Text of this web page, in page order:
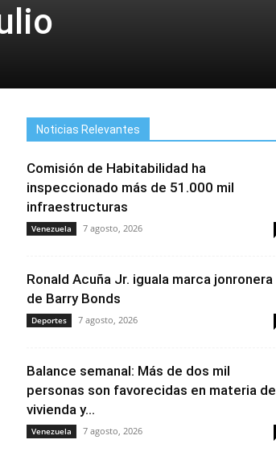
Noticias Relevantes
Comisión de Habitabilidad ha
inspeccionado más de 51.000 mil
infraestructuras
Venezuela 7 agosto, 2026
Ronald Acuña Jr. iguala marca jonronera
de Barry Bonds
Deportes 7 agosto, 2026
Balance semanal: Más de dos mil
personas son favorecidas en materia de
vivienda y...
Venezuela 7 agosto, 2026